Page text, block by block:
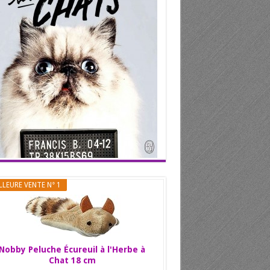
VENTE N° 1
Peluche Écureuil à l'Herbe à
Chat 18 cm